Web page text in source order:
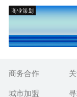
商业策划
商务合作
城市加盟
寻